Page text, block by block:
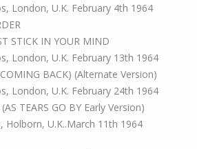
London, U.K. February 4th 1964
STICK IN YOUR MIND
London, U.K. February 13th 1964
BACK) (Alternate Version)
London, U.K. February 24th 1964
TEARS GO BY Early Version)
Holborn, U.K..March 11th 1964